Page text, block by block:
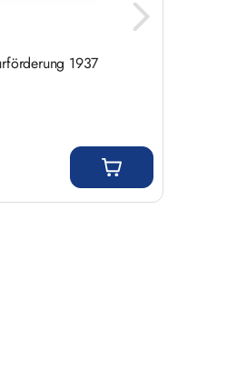
1937